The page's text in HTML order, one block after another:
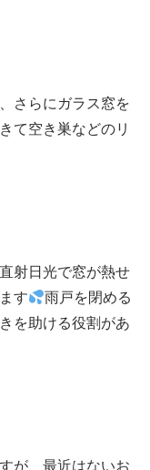
さらにガラス窓を
て空き巣などのリ
射日光で窓が熱せ
す
雨戸を閉める
を助ける役割があ
が、最近はないお